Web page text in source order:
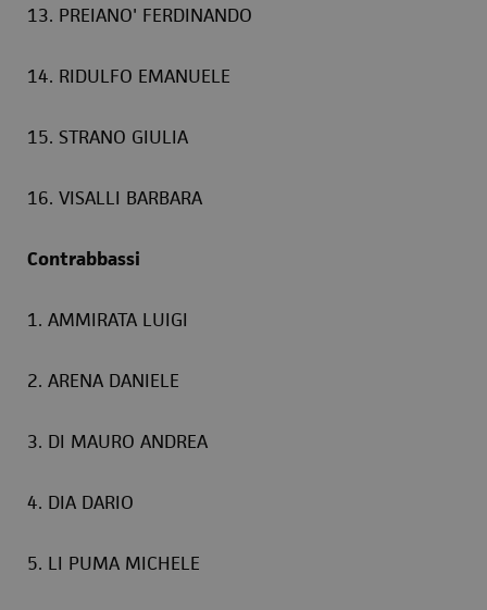
13. PREIANO' FERDINANDO
14. RIDULFO EMANUELE
15. STRANO GIULIA
16. VISALLI BARBARA
Contrabbassi
1. AMMIRATA LUIGI
2. ARENA DANIELE
3. DI MAURO ANDREA
4. DIA DARIO
5. LI PUMA MICHELE